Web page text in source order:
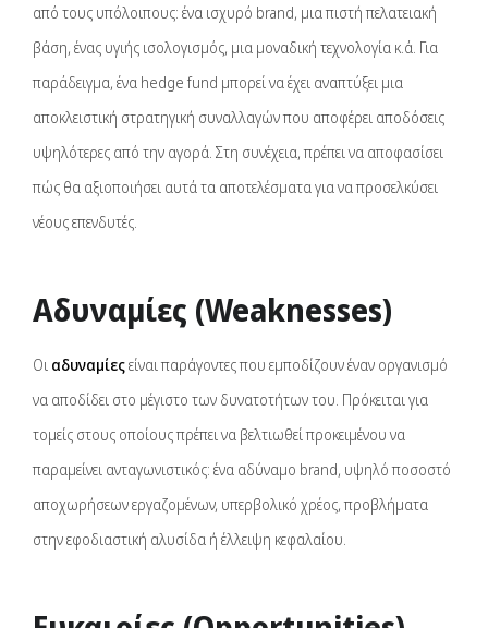
από τους υπόλοιπους: ένα ισχυρό brand, μια πιστή πελατειακή
βάση, ένας υγιής ισολογισμός, μια μοναδική τεχνολογία κ.ά. Για
παράδειγμα, ένα hedge fund μπορεί να έχει αναπτύξει μια
αποκλειστική στρατηγική συναλλαγών που αποφέρει αποδόσεις
υψηλότερες από την αγορά. Στη συνέχεια, πρέπει να αποφασίσει
πώς θα αξιοποιήσει αυτά τα αποτελέσματα για να προσελκύσει
νέους επενδυτές.
Αδυναμίες (Weaknesses)
Οι αδυναμίεςείναι παράγοντες που εμποδίζουν έναν οργανισμό
να αποδίδει στο μέγιστο των δυνατοτήτων του. Πρόκειται για
τομείς στους οποίους πρέπει να βελτιωθεί προκειμένου να
παραμείνει ανταγωνιστικός: ένα αδύναμο brand, υψηλό ποσοστό
αποχωρήσεων εργαζομένων, υπερβολικό χρέος, προβλήματα
στην εφοδιαστική αλυσίδα ή έλλειψη κεφαλαίου.